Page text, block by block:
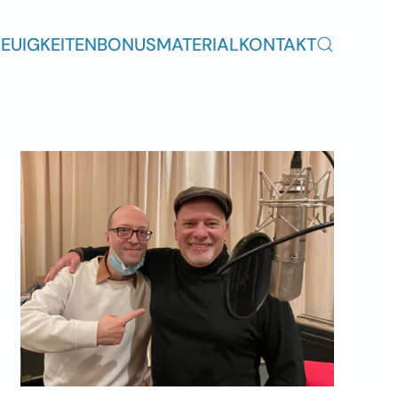
BONUSMATERIALKONTAKT